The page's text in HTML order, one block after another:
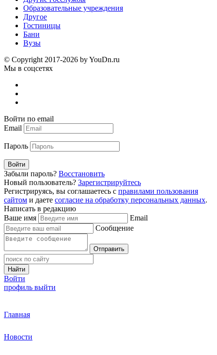
Образовательные учреждения
Другое
Гостиницы
Бани
Вузы
© Copyright 2017-2026 by YouDn.ru
Мы в соцсетях
Войти по email
Email
Пароль
Войти
Забыли пароль? Восстановить
Новый пользователь? Зарегистрируйтесь
Регистрируясь, вы соглашаетесь с правилами пользования
сайтом и даете согласие на обработку персональных данных.
Написать в редакцию
Ваше имя
Email
Сообщение
Отправить
Найти
Войти
профиль выйти
Главная
Новости